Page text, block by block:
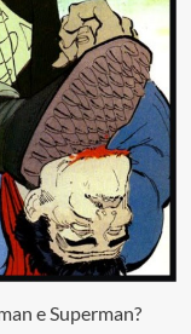
e Superman?